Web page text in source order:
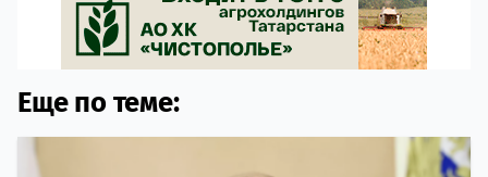
Еще по теме: